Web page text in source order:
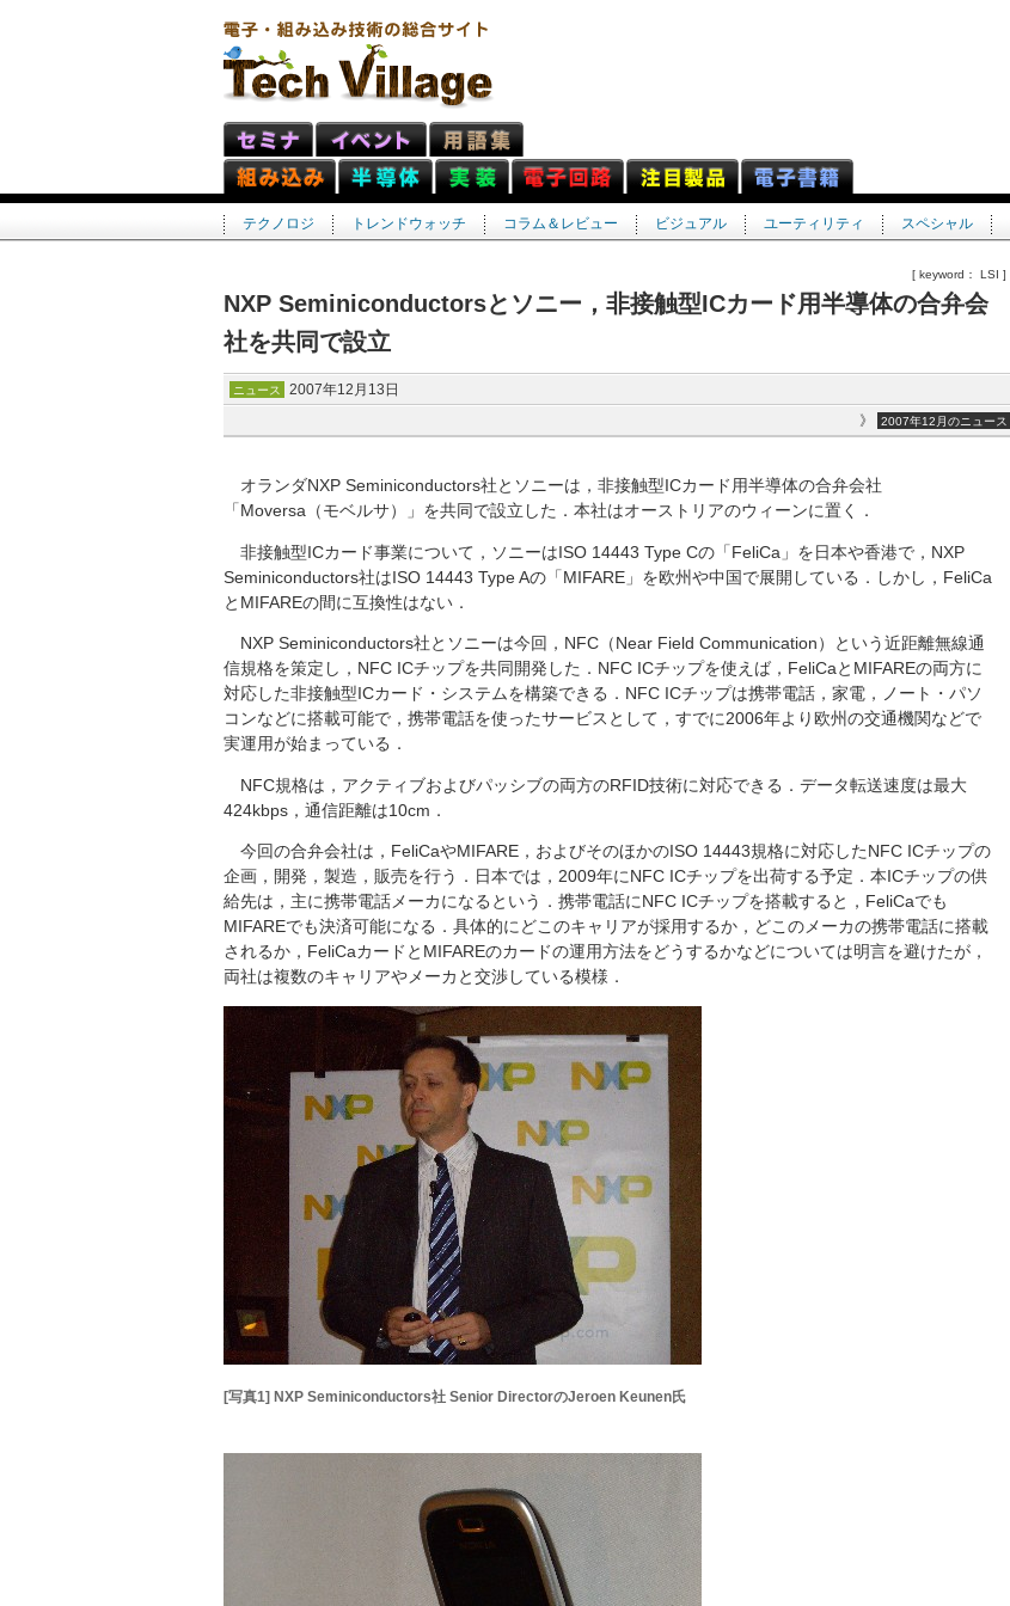
テクノロジ トレンドウォッチ コラム＆レビュー ビジュアル ユーティリティ スペシャル
[ keyword： LSI ]
NXP Seminiconductorsとソニー，非接触型ICカード用半導体の合弁会
社を共同で設立
ニュース 2007年12月13日
》 2007年12月のニュース
オランダNXP Seminiconductors社とソニーは，非接触型ICカード用半導体の合弁会社
「Moversa（モベルサ）」を共同で設立した．本社はオーストリアのウィーンに置く．
非接触型ICカード事業について，ソニーはISO 14443 Type Cの「FeliCa」を日本や香港で，NXP
Seminiconductors社はISO 14443 Type Aの「MIFARE」を欧州や中国で展開している．しかし，FeliCa
とMIFAREの間に互換性はない．
NXP Seminiconductors社とソニーは今回，NFC（Near Field Communication）という近距離無線通
信規格を策定し，NFC ICチップを共同開発した．NFC ICチップを使えば，FeliCaとMIFAREの両方に
対応した非接触型ICカード・システムを構築できる．NFC ICチップは携帯電話，家電，ノート・パソ
コンなどに搭載可能で，携帯電話を使ったサービスとして，すでに2006年より欧州の交通機関などで
実運用が始まっている．
NFC規格は，アクティブおよびパッシブの両方のRFID技術に対応できる．データ転送速度は最大
424kbps，通信距離は10cm．
今回の合弁会社は，FeliCaやMIFARE，およびそのほかのISO 14443規格に対応したNFC ICチップの
企画，開発，製造，販売を行う．日本では，2009年にNFC ICチップを出荷する予定．本ICチップの供
給先は，主に携帯電話メーカになるという．携帯電話にNFC ICチップを搭載すると，FeliCaでも
MIFAREでも決済可能になる．具体的にどこのキャリアが採用するか，どこのメーカの携帯電話に搭載
されるか，FeliCaカードとMIFAREのカードの運用方法をどうするかなどについては明言を避けたが，
両社は複数のキャリアやメーカと交渉している模様．
[写真1] NXP Seminiconductors社 Senior DirectorのJeroen Keunen氏